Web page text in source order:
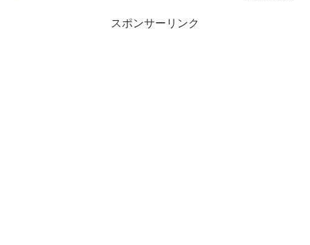
スポンサーリンク